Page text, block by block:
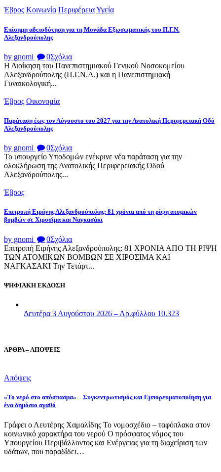
Έβρος Κοινωνία ΠεριφέρειαΥγεία
Επίσημη αδειοδότηση για τη Μονάδα Εξωσωματικής του Π.Γ.Ν.
Αλεξανδρούπολης
by gnomi 0Σχόλια
Η Διοίκηση του Πανεπιστημιακού Γενικού Νοσοκομείου
Αλεξανδρούπολης (Π.Γ.Ν.Α.) και η Πανεπιστημιακή
Γυναικολογική...
Έβρος Οικονομία
Παράταση έως τον Αύγουστο του 2027 για την Ανατολική Περιφερειακή Οδό
Αλεξανδρούπολης
by gnomi 0Σχόλια
Το υπουργείο Υποδομών ενέκρινε νέα παράταση για την
ολοκλήρωση της Ανατολικής Περιφερειακής Οδού
Αλεξανδρούπολης...
Έβρος
Επιτροπή Ειρήνης Αλεξανδρούπολης: 81 χρόνια από τη ρίψη ατομικών
βομβών σε Χιροσίμα και Ναγκασάκι
by gnomi 0Σχόλια
Επιτροπή Ειρήνης Αλεξανδρούπολης: 81 ΧΡΟΝΙΑ ΑΠΟ ΤΗ ΡΙΨΗ
ΤΩΝ ΑΤΟΜΙΚΩΝ ΒΟΜΒΩΝ ΣΕ ΧΙΡΟΣΙΜΑ ΚΑΙ
ΝΑΓΚΑΣΑΚΙ Την Τετάρτ...
ΨΗΦΙΑΚΗ ΕΚΔΟΣΗ
Δευτέρα 3 Αυγούστου 2026 – Αρ.φύλλου 10.323
ΑΡΘΡΑ – ΑΠΟΨΕΙΣ
Απόψεις
«Το νερό στο απόσπασμα» – Συγκεντρωτισμός και Εμπορευματοποίηση για
ένα δημόσιο αγαθό
Γράφει ο Λευτέρης Χαμαλίδης Το νομοσχέδιο – ταφόπλακα στον
κοινωνικό χαρακτήρα του νερού Ο πρόσφατος νόμος του
Υπουργείου Περιβάλλοντος και Ενέργειας για τη διαχείριση των
υδάτων, που παραδίδει…